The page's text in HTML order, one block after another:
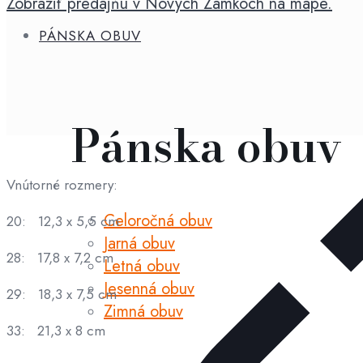
PÁNSKA OBUV
Pánska obuv
Celoročná obuv
Jarná obuv
Letná obuv
Jesenná obuv
Zimná obuv
Vnútorné rozmery:
20: 12,3 x 5,5 cm
28: 17,8 x 7,2 cm
29: 18,3 x 7,5 cm
33: 21,3 x 8 cm